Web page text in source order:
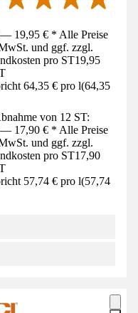
— 19,95 € * Alle Preise
und ggf. zzgl.
pro ST19,95
64,35 € pro l(64,35
von 12 ST:
— 17,90 € * Alle Preise
und ggf. zzgl.
pro ST17,90
57,74 € pro l(57,74